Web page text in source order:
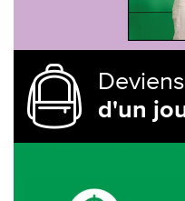
d'un